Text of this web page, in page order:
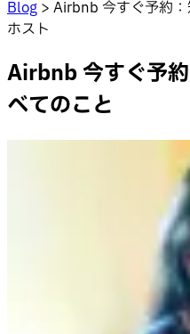
Blog > Airbnb 今すぐ予約
ホスト
Airbnb 今すぐ予
べてのこと